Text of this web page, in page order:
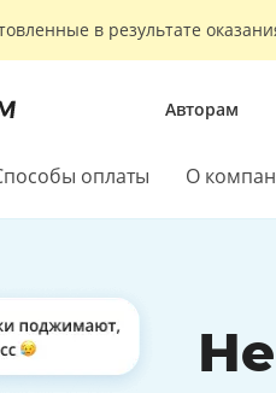
в результате
Авторам
оплаты О